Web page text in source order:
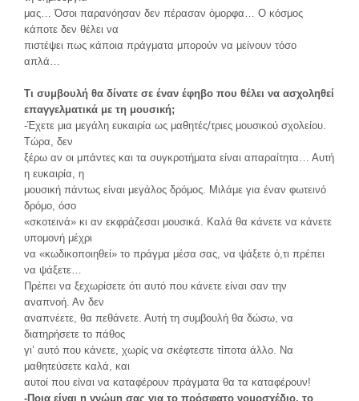
μας… Όσοι παρανόησαν δεν πέρασαν όμορφα… Ο κόσμος
κάποτε δεν θέλει να
πιστέψει πως κάποια πράγματα μπορούν να μείνουν τόσο
απλά…
Τι συμβουλή θα δίνατε σε έναν έφηβο που θέλει να ασχοληθεί
επαγγελματικά με τη μουσική;
-Έχετε μια μεγάλη ευκαιρία ως μαθητές/τριες μουσικού σχολείου.
Τώρα, δεν
ξέρω αν οι μπάντες και τα συγκροτήματα είναι απαραίτητα… Αυτή
η ευκαιρία, η
μουσική πάντως είναι μεγάλος δρόμος. Μιλάμε για έναν φωτεινό
δρόμο, όσο
«σκοτεινά» κι αν εκφράζεσαι μουσικά. Καλά θα κάνετε να κάνετε
υπομονή μέχρι
να «κωδικοποιηθεί» το πράγμα μέσα σας, να ψάξετε ό,τι πρέπει
να ψάξετε…
Πρέπει να ξεχωρίσετε ότι αυτό που κάνετε είναι σαν την
αναπνοή. Αν δεν
αναπνέετε, θα πεθάνετε. Αυτή τη συμβουλή θα δώσω, να
διατηρήσετε το πάθος
γι’ αυτό που κάνετε, χωρίς να σκέφτεστε τίποτα άλλο. Να
μαθητεύσετε καλά, και
αυτοί που είναι να καταφέρουν πράγματα θα τα καταφέρουν!
-Ποια είναι η γνώμη σας για το πρόσφατο νομοσχέδιο, το